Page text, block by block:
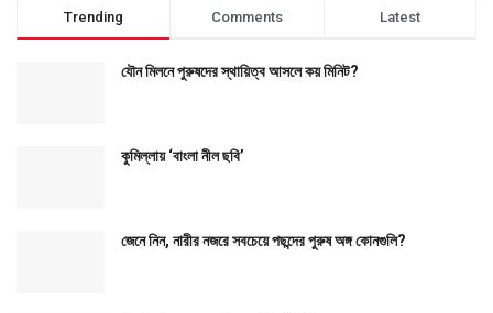
Trending Comments Latest
যৌন মিলনে পুরুষদের স্থায়িত্ব আসলে কয় মিনিট?
কুমিল্লায় ‘বাংলা নীল ছবি’
জেনে নিন, নারীর নজরে সবচেয়ে পছন্দের পুরুষ অঙ্গ কোনগুলি?